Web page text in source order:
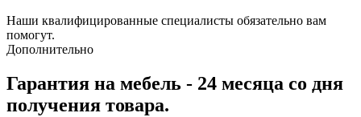
Наши квалифицированные специалисты обязательно вам
помогут.
Дополнительно
Гарантия на мебель - 24 месяца со дня
получения товара.